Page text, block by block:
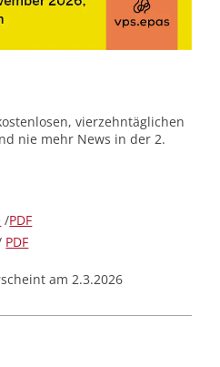
vierzehntäglichen
nie mehr News in der 2.
/PDF
PDF
am 2.3.2026